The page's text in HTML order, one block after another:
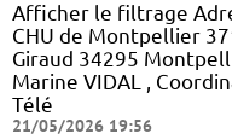
Afficher le filtrage
CHU de Montpellier
Giraud 34295
Marine VIDAL ,
Télé
21/05/2026 19:56